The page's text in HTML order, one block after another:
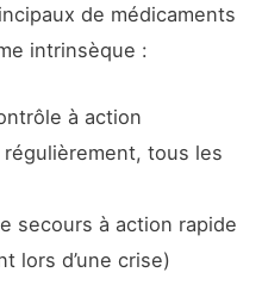
de médicaments
intrinsèque :
à action
tous les
secours à action rapide
lors d’une crise)